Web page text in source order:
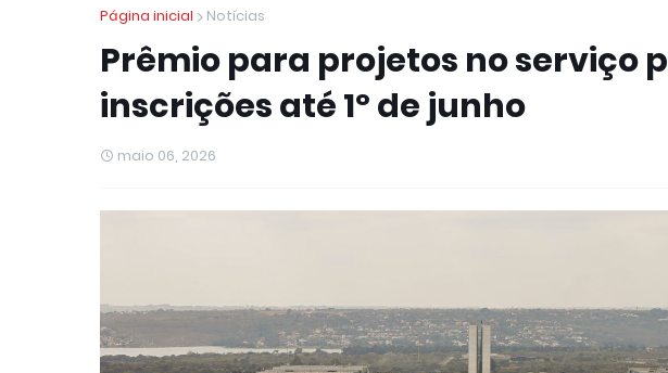
Página inicial Notícias
Prêmio para projetos no serviço
inscrições até 1º de junho
maio 06, 2026